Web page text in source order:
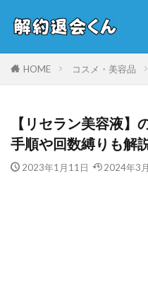
HOME コスメ・美容品
【リセラン美容液】
手順や回数縛りも解
2023年1月11日 2024年3